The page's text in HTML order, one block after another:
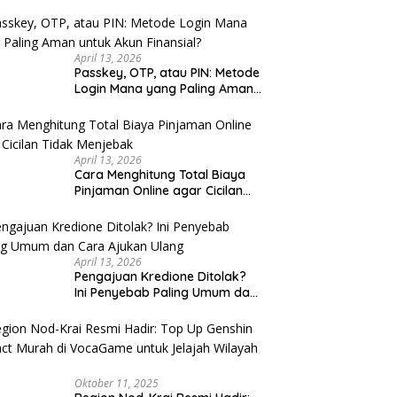
April 13, 2026
Passkey, OTP, atau PIN: Metode
Login Mana yang Paling Aman
April 13, 2026
Cara Menghitung Total Biaya
Pinjaman Online agar Cicilan
April 13, 2026
Pengajuan Kredione Ditolak?
Ini Penyebab Paling Umum dan
Oktober 11, 2025